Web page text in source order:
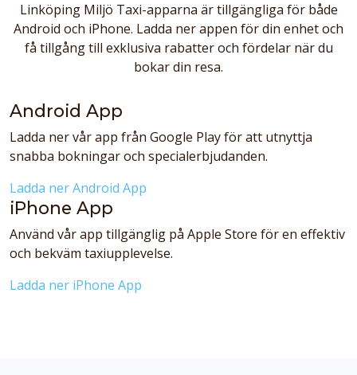
Linköping Miljö Taxi-apparna är tillgängliga för både
Android och iPhone. Ladda ner appen för din enhet och
få tillgång till exklusiva rabatter och fördelar när du
bokar din resa.
Android App
Ladda ner vår app från Google Play för att utnyttja
snabba bokningar och specialerbjudanden.
Ladda ner Android App
iPhone App
Använd vår app tillgänglig på Apple Store för en effektiv
och bekväm taxiupplevelse.
Ladda ner iPhone App